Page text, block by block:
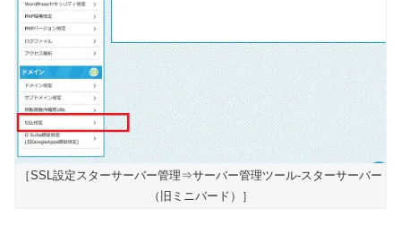
［SSL設定スターサーバー管理⇒サーバー管理ツール-スターサーバー
（旧ミニバード）］